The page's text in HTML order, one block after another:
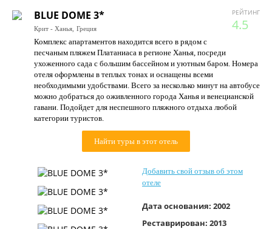
Цены дня
Страны
Как купить
О нас
Контакты
РЕЙТИНГ
4.5
BLUE DOME 3*
Крит - Ханья, Греция
Комплекс апартаментов находится всего в рядом с
песчаным пляжем Платаниаса в регионе Ханья, посреди
ухоженного сада с большим бассейном и уютным баром. Номера
отеля оформлены в теплых тонах и оснащены всеми
необходимыми удобствами. Всего за несколько минут на автобусе
можно добраться до оживленного города Ханья и венецианской
гавани. Подойдет для неспешного пляжного отдыха любой
категории туристов.
Найти туры в этот отель
Добавить свой отзыв об этом
отеле
Дата основания: 2002
Реставрирован: 2013